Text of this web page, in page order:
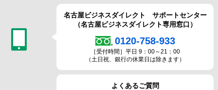
名古屋ビジネスダイレクト サポートセンター
（名古屋ビジネスダイレクト専用窓口）
0120-758-933
［受付時間］平日 9：00～21：00
（土日祝、銀行の休業日は除きます）
よくあるご質問